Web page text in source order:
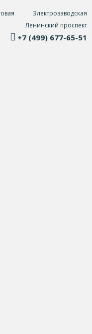
Электрозаводская
Ленинский проспект
+7 (499) 677-65-51